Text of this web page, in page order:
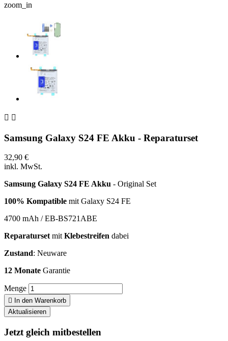
zoom_in
 
Samsung Galaxy S24 FE Akku - Reparaturset
32,90 €
inkl. MwSt.
Samsung Galaxy S24 FE Akku - Original Set
100% Kompatible mit Galaxy S24 FE
4700 mAh / EB-BS721ABE
ReparatursetmitKlebestreifen dabei
Zustand: Neuware
12 Monate Garantie
Menge
 In den Warenkorb
Jetzt gleich mitbestellen